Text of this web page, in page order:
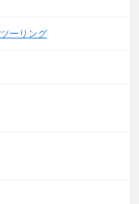
ツーリング